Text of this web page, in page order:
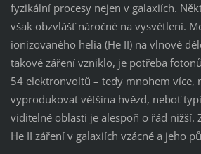
fyzikální procesy nejen v galaxiích.
však obzvlášť náročné na vysvětlení.
ionizovaného helia (He II) na vlnové
takové záření vzniklo, je potřeba
54 elektronvoltů – tedy mnohem více,
vyprodukovat většina hvězd, neboť
viditelné oblasti je alespoň o řád nižší.
He II záření v galaxiích vzácné a jeho